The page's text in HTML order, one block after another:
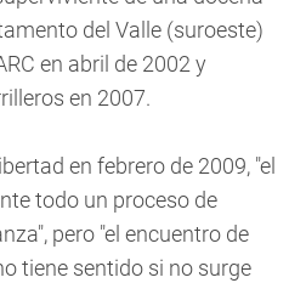
del Valle (suroeste)
en abril de 2002 y
en 2007.
en febrero de 2009, "el
todo un proceso de
pero "el encuentro de
tiene sentido si no surge